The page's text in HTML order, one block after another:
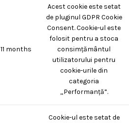
11 months
Acest cookie este setat
de pluginul GDPR Cookie
Consent. Cookie-ul este
folosit pentru a stoca
consimțământul
utilizatorului pentru
cookie-urile din
categoria
„Performanță”.
Cookie-ul este setat de